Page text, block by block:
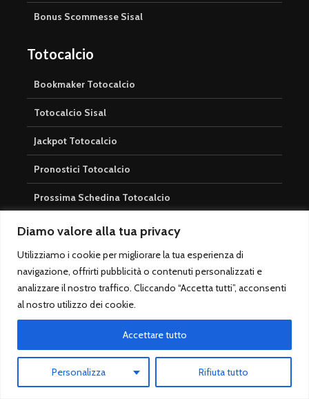
Diamo valore alla tua privacy
Utilizziamo i cookie per migliorare la tua esperienza di
navigazione, offrirti pubblicità o contenuti personalizzati e
analizzare il nostro traffico. Cliccando “Accetta tutti”, acconsenti
al nostro utilizzo dei cookie.
Personalizza Rifiuta tutto
Accettare tutto
Bonus Scommesse Sisal
Totocalcio
Bookmaker Totocalcio
Totocalcio Sisal
Jackpot Totocalcio
Pronostici Totocalcio
Prossima Schedina Totocalcio
Risultati Totocalcio
Casinò
Casinò Online
Roulette Guida
Probabilità di Vincita Roulette
Estrazioni